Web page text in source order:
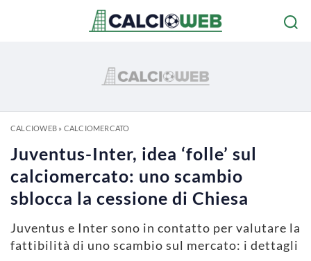
CALCIOWEB» CALCIOMERCATO
Juventus-Inter, idea ‘folle’ sul
calciomercato: uno scambio
sblocca la cessione di Chiesa
Juventus e Inter sono in contatto per valutare la
fattibilità di uno scambio sul mercato: i dettagli